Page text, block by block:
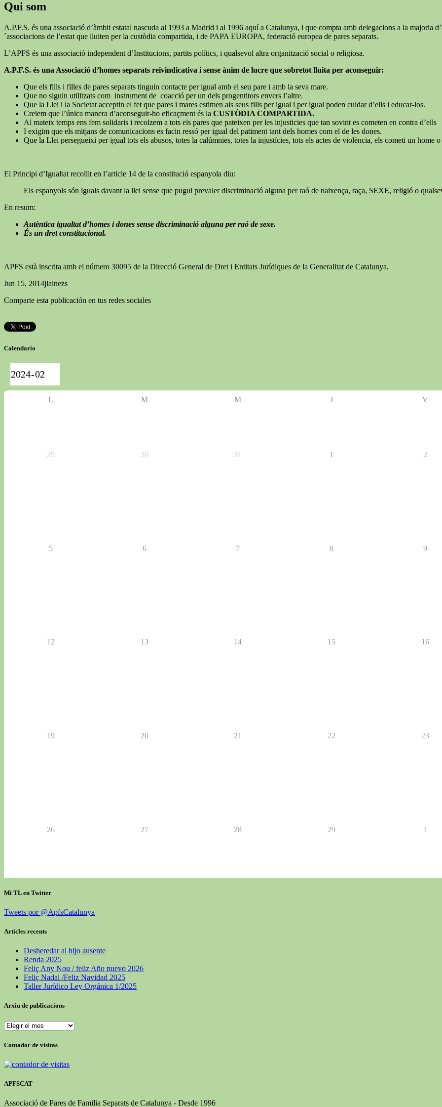
Qui som
A.P.F.S. és una associació d’àmbit estatal nascuda al 1993 a Madrid i al 1996 aquí a Catalunya, i que compta amb delegacions a la
´associacions de l’estat que lluiten per la custòdia compartida, i de PAPA EUROPA, federació europea de pares separats.
L’APFS és una associació independent d’Institucions, partits polítics, i qualsevol altra organització social o religiosa.
A.P.F.S. és una Associació d’homes separats reivindicativa i sense ànim de lucre que sobretot lluita per aconseguir:
Que els fills i filles de pares separats tinguin contacte per igual amb el seu pare i amb la seva mare.
Que no siguin utilitzats com instrument de coacció per un dels progentitors envers l’altre.
Que la Llei i la Societat acceptin el fet que pares i mares estimen als seus fills per igual i per igual poden cuidar d’ells i educar-los.
Creiem que l’única manera d’aconseguir-ho eficaçment és la CUSTÒDIA COMPARTIDA.
Al mateix temps ens fem solidaris i recolzem a tots els pares que pateixen per les injusticies que tan sovint es cometen en contra d’ells
I exigim que els mitjans de comunicacions es facin ressó per igual del patiment tant dels homes com el de les dones.
Que la Llei persegueixi per igual tots els abusos, totes la calúmnies, totes la injustícies, tots els actes de violència, els cometi un home
El Principi d’Igualtat recollit en l’article 14 de la constitució espanyola diu:
Els espanyols són iguals davant la llei sense que pugui prevaler discriminació alguna per raó de naixença, raça, SEXE, religió o
En resum:
Autèntica igualtat d’homes i dones sense discriminació alguna per raó de sexe.
És un dret constitucional.
APFS està inscrita amb el número 30095 de la Direcció General de Dret i Entitats Jurídiques de la Generalitat de Catalunya.
Jun 15, 2014jlainezs
Comparte esta publicación en tus redes sociales
Calendario
L M M J V
29 30 31 1 2
5 6 7 8 9
12 13 14 15 16
19 20 21 22 23
26 27 28 29 1
Mi TL en Twitter
Tweets por @ApfsCatalunya
Articles recents
Desheredar al hijo ausente
Renda 2025
Feliç Any Nou / feliz Año nuevo 2026
Feliç Nadal /Feliz Navidad 2025
Taller Jurídico Ley Orgánica 1/2025
Arxiu de publicacions
Arxiu
publicacions
Contador de visitas
APFSCAT
Associació de Pares de Familia Separats de Catalunya - Desde 1996